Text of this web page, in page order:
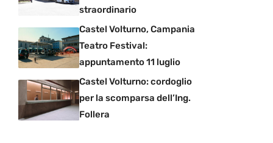
straordinario
Castel Volturno, Campania
Teatro Festival:
appuntamento 11 luglio
Castel Volturno: cordoglio
per la scomparsa dell’Ing.
Follera